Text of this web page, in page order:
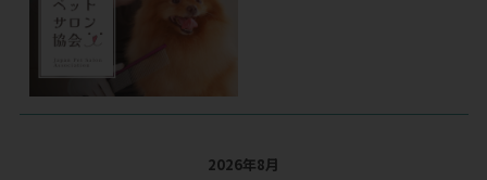
2026年8月